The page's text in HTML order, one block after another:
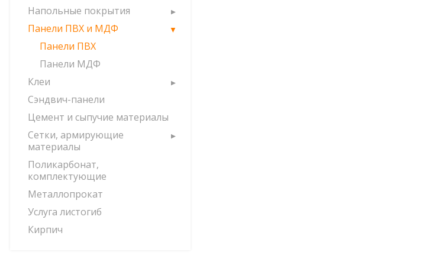
Напольные покрытия
Панели ПВХ и МДФ
Панели ПВХ
Панели МДФ
Клеи
Сэндвич-панели
Цемент и сыпучие материалы
Сетки, армирующие
материалы
Поликарбонат,
комплектующие
Металлопрокат
Услуга листогиб
Кирпич